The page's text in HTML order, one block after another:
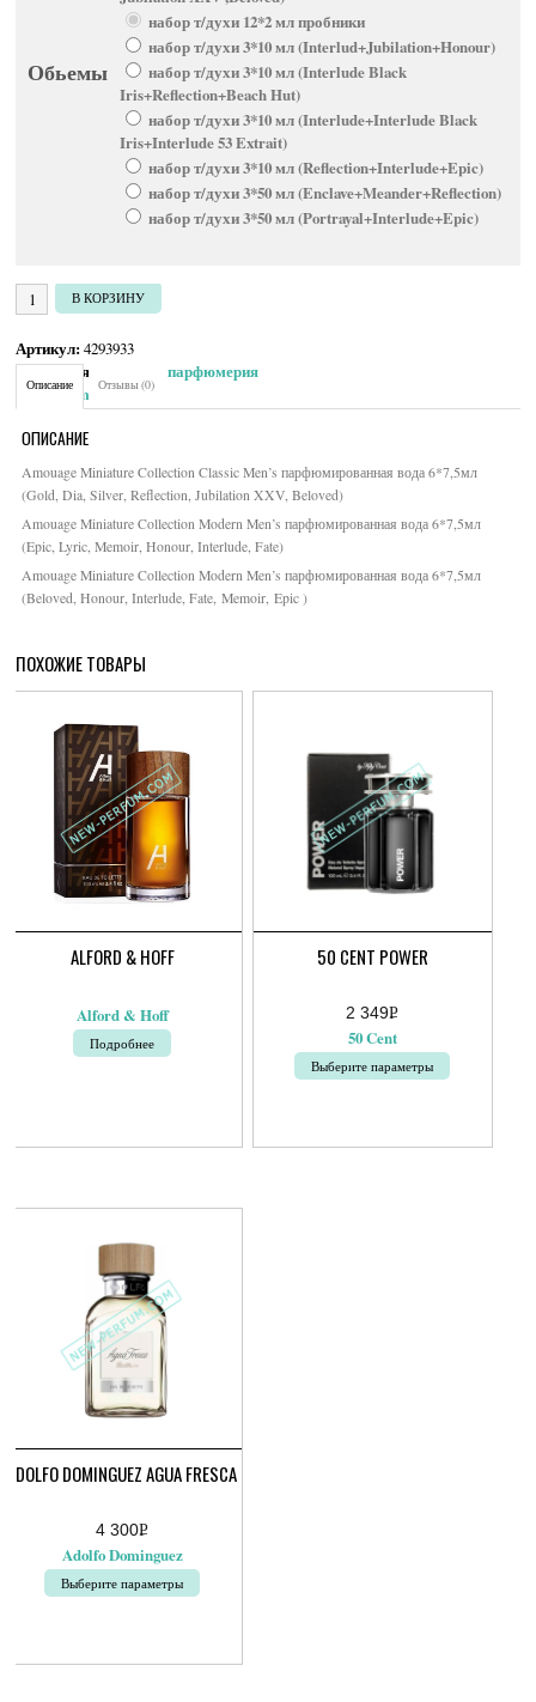
Обьемы
набор т/духи 12*2 мл пробники
набор т/духи 3*10 мл (Interlud+Jubilation+Honour)
набор т/духи 3*10 мл (Interlude Black
Iris+Reflection+Beach Hut)
набор т/духи 3*10 мл (Interlude+Interlude Black
Iris+Interlude 53 Extrait)
набор т/духи 3*10 мл (Reflection+Interlude+Epic)
набор т/духи 3*50 мл (Enclave+Meander+Reflection)
набор т/духи 3*50 мл (Portrayal+Interlude+Epic)
Количество товара Amouage Collection Man
В КОРЗИНУ
Артикул:4293933
Категория:
Мужская парфюмерия
Brand:Amouage
Описание Отзывы (0)
ОПИСАНИЕ
Amouage Miniature Collection Classic Men’s парфюмированная вода 6*7,5мл
(Gold, Dia, Silver, Reflection, Jubilation XXV, Beloved)
Amouage Miniature Collection Modern Men’s парфюмированная вода 6*7,5мл
(Epic, Lyric, Memoir, Honour, Interlude, Fate)
Amouage Miniature Collection Modern Men’s парфюмированная вода 6*7,5мл
(Beloved, Honour, Interlude, Fate, Memoir, Epic )
ПОХОЖИЕ ТОВАРЫ
ALFORD & HOFF
Alford & Hoff
Подробнее
50 CENT POWER
2 349Р
УБ.
50 Cent
Выберите параметры
имеет
ADOLFO DOMINGUEZ AGUA FRESCA
4 300Р
УБ.
Adolfo Dominguez
Выберите параметры
имеет